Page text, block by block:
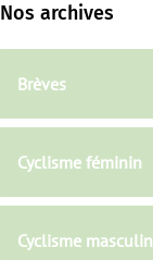
Nos archives
Brèves
Cyclisme féminin
Cyclisme masculin